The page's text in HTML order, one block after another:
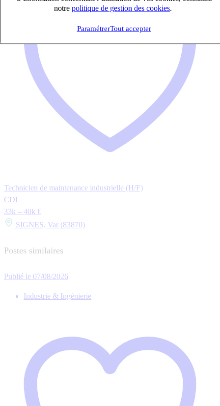
notre politique de gestion des cookies
ParamétrerTout accepter
Technicien de maintenance industrielle (H/F)
CDI
33k – 40k €
SIGNES, Var (83870)
Postes similaires
Publié le 07/08/2026
Industrie & Ingénierie